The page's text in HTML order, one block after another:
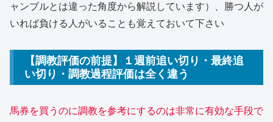
ャンブルとは違った角度から解説しています）、勝つ人が
いれば負ける人がいることも覚えておいて下さい
【調教評価の前提】１週前追い切り・最終追
い切り・調教過程評価は全く違う
馬券を買うのに調教を参考にするのは非常に有効な手段で